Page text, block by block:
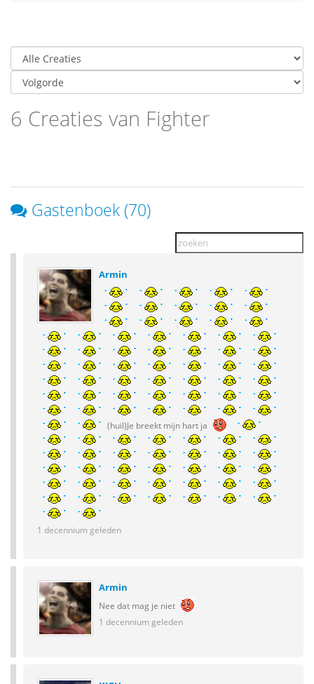
6 Creaties van Fighter
Gastenboek (70)
Armin
(huil)Je breekt mijn hart ja
1 decennium geleden
Armin
Nee dat mag je niet
1 decennium geleden